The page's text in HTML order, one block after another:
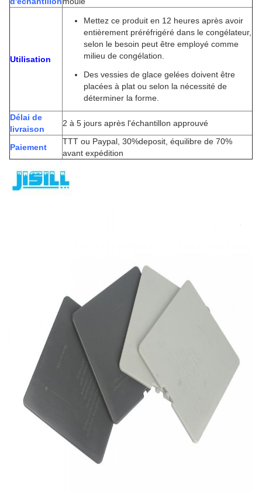
Utilisation
Mettez ce produit en 12 heures après avoir
entièrement préréfrigéré dans le congélateur,
selon le besoin peut être employé comme
milieu de congélation.
Des vessies de glace gelées doivent être
placées à plat ou selon la nécessité de
déterminer la forme.
Délai de
livraison
2 à 5 jours après l'échantillon approuvé
Paiement
TTT ou Paypal, 30%deposit, équilibre de 70%
avant expédition